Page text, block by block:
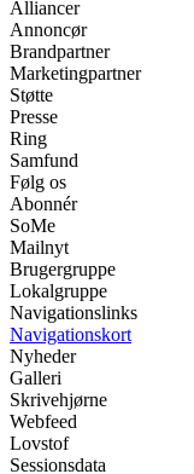
Alliancer
Annoncør
Brandpartner
Marketingpartner
Støtte
Presse
Ring
Samfund
Følg os
Abonnér
SoMe
Mailnyt
Brugergruppe
Lokalgruppe
Navigationslinks
Navigationskort
Nyheder
Galleri
Skrivehjørne
Webfeed
Lovstof
Sessionsdata